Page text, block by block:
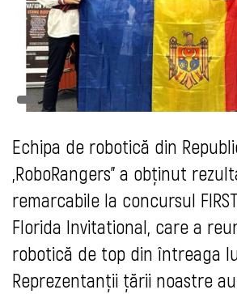
Echipa de robotică din
„RoboRangers” a obținut
remarcabile la concursul
Florida Invitational, care a
robotică de top din întreaga
Reprezentanții țării noastre